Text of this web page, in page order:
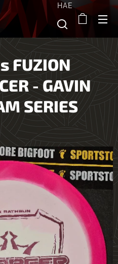
HAE
FUZION
- GAVIN
SERIES